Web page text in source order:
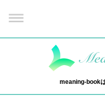
meaning-book